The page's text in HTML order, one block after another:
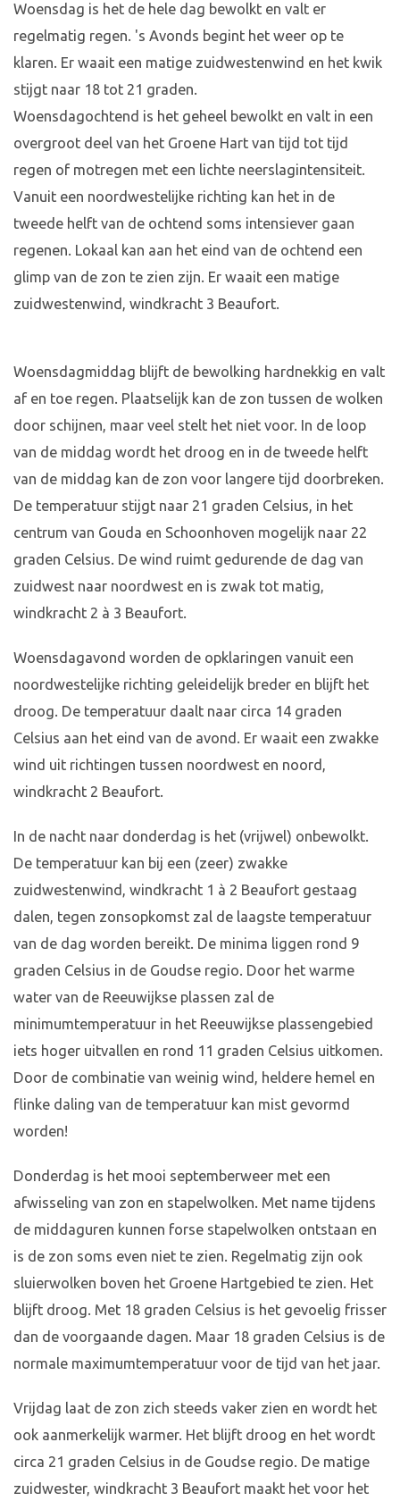
Woensdag is het de hele dag bewolkt en valt er
regelmatig regen. 's Avonds begint het weer op te
klaren. Er waait een matige zuidwestenwind en het kwik
stijgt naar 18 tot 21 graden.
Woensdagochtend is het geheel bewolkt en valt in een
overgroot deel van het Groene Hart van tijd tot tijd
regen of motregen met een lichte neerslagintensiteit.
Vanuit een noordwestelijke richting kan het in de
tweede helft van de ochtend soms intensiever gaan
regenen. Lokaal kan aan het eind van de ochtend een
glimp van de zon te zien zijn. Er waait een matige
zuidwestenwind, windkracht 3 Beaufort.
Woensdagmiddag blijft de bewolking hardnekkig en valt
af en toe regen. Plaatselijk kan de zon tussen de wolken
door schijnen, maar veel stelt het niet voor. In de loop
van de middag wordt het droog en in de tweede helft
van de middag kan de zon voor langere tijd doorbreken.
De temperatuur stijgt naar 21 graden Celsius, in het
centrum van Gouda en Schoonhoven mogelijk naar 22
graden Celsius. De wind ruimt gedurende de dag van
zuidwest naar noordwest en is zwak tot matig,
windkracht 2 à 3 Beaufort.
Woensdagavond worden de opklaringen vanuit een
noordwestelijke richting geleidelijk breder en blijft het
droog. De temperatuur daalt naar circa 14 graden
Celsius aan het eind van de avond. Er waait een zwakke
wind uit richtingen tussen noordwest en noord,
windkracht 2 Beaufort.
In de nacht naar donderdag is het (vrijwel) onbewolkt.
De temperatuur kan bij een (zeer) zwakke
zuidwestenwind, windkracht 1 à 2 Beaufort gestaag
dalen, tegen zonsopkomst zal de laagste temperatuur
van de dag worden bereikt. De minima liggen rond 9
graden Celsius in de Goudse regio. Door het warme
water van de Reeuwijkse plassen zal de
minimumtemperatuur in het Reeuwijkse plassengebied
iets hoger uitvallen en rond 11 graden Celsius uitkomen.
Door de combinatie van weinig wind, heldere hemel en
flinke daling van de temperatuur kan mist gevormd
worden!
Donderdag is het mooi septemberweer met een
afwisseling van zon en stapelwolken. Met name tijdens
de middaguren kunnen forse stapelwolken ontstaan en
is de zon soms even niet te zien. Regelmatig zijn ook
sluierwolken boven het Groene Hartgebied te zien. Het
blijft droog. Met 18 graden Celsius is het gevoelig frisser
dan de voorgaande dagen. Maar 18 graden Celsius is de
normale maximumtemperatuur voor de tijd van het jaar.
Vrijdag laat de zon zich steeds vaker zien en wordt het
ook aanmerkelijk warmer. Het blijft droog en het wordt
circa 21 graden Celsius in de Goudse regio. De matige
zuidwester, windkracht 3 Beaufort maakt het voor het